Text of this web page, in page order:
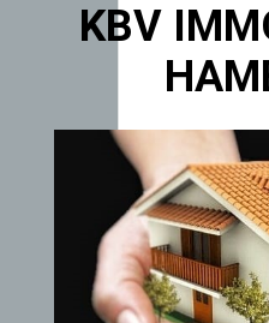
KBV